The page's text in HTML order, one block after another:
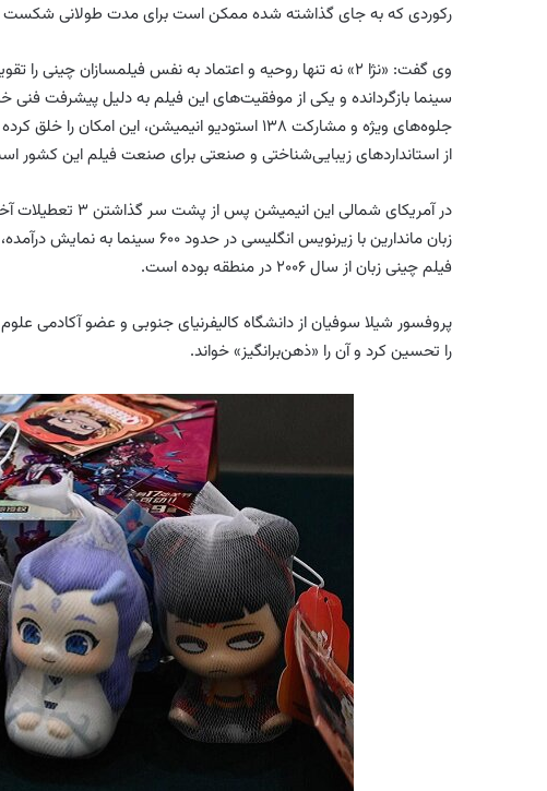
رکوردی که به جای گذاشته شده ممکن است برای مدت طولانی شکست
وی گفت: «نژا ۲» نه تنها روحیه و اعتماد به نفس فیلمسازان
جلوه‌های ویژه و مشارکت ۱۳۸ استودیو انیمیشن،
از استانداردهای زیبایی‌شناختی و صنعتی برای صنعت فیلم این کشور
فیلم چینی زبان از سال ۲۰۰۶ در منطقه بوده است.
پروفسور شیلا سوفیان از دانشگاه کالیفرنیای جنوبی و عضو آکادمی
را تحسین کرد و آن را «ذهن‌برانگیز» خواند.